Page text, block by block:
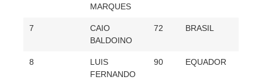
MARQUES
7
CAIO
BALDOINO
72 BRASIL
8
LUIS
FERNANDO
90 EQUADOR